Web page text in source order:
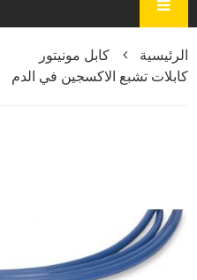
الرئيسية
كابل مونيتور
كابلات تشبع الاكسجين في الدم